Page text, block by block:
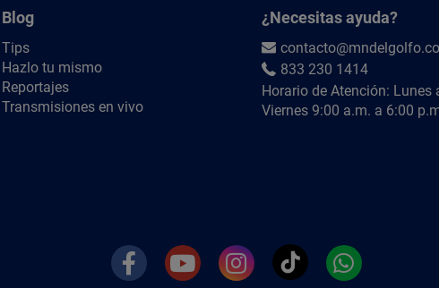
Blog
Tips
Hazlo tu mismo
Reportajes
Transmisiones en vivo
¿Necesitas ayuda?
833 230 1414
Horario de Atención: Lunes
Viernes 9:00 a.m. a 6:00